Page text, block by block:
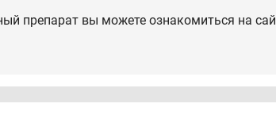
препарат вы можете ознакомиться на